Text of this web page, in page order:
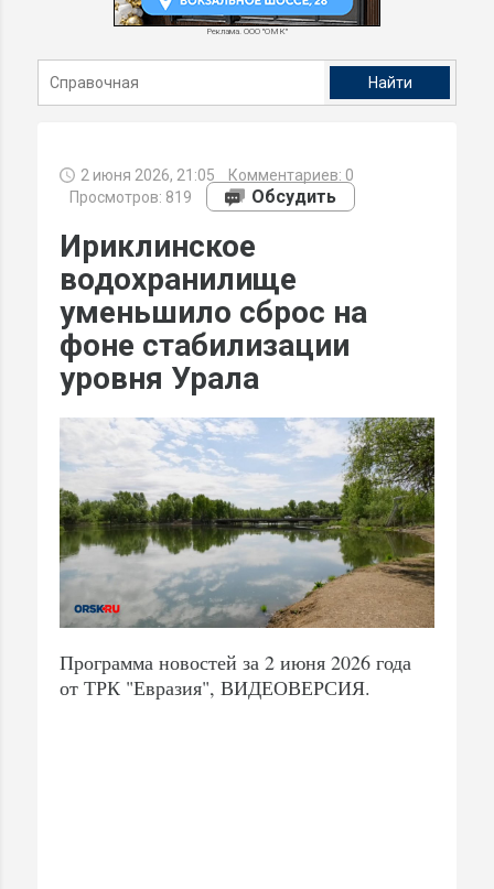
Реклама. ООО "ОМК"
2 июня 2026, 21:05 Комментариев: 0
Просмотров: 819
Обсудить
Ириклинское
водохранилище
уменьшило сброс на
фоне стабилизации
уровня Урала
Программа новостей за 2 июня 2026 года
от ТРК "Евразия", ВИДЕОВЕРСИЯ.